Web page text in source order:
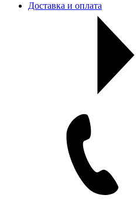
Доставка и оплата